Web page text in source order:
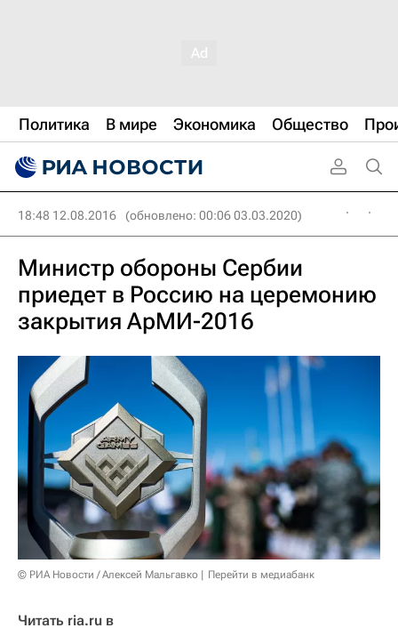
Политика В мире Экономика Общество
18:48 12.08.2016 (обновлено: 00:06 03.03.2020)
Министр обороны Сербии
приедет в Россию на церемонию
закрытия АрМИ-2016
© РИА Новости / Алексей Мальгавко Перейти в медиабанк
Читать ria.ru в